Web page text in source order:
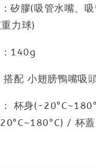
矽膠(吸管水嘴、
力球)
140g
配 小翅膀鴨嘴吸
杯身(-
/ 杯